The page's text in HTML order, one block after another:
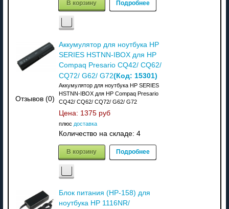
В корзину Подробнее
Отзывов (0)
Аккумулятор для ноутбука HP
SERIES HSTNN-IBOX для HP
Compaq Presario CQ42/ CQ62/
CQ72/ G62/ G72(Код: 15301)
Аккумулятор для ноутбука HP SERIES
HSTNN-IBOX для HP Compaq Presario
CQ42/ CQ62/ CQ72/ G62/ G72
Цена: 1375 руб
плюс доставка
Количество на складе: 4
В корзину Подробнее
Блок питания (HP-158) для
ноутбука HP 1116NR/